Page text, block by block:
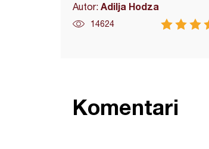
Autor: Adilja Hodza
14624
Komentari